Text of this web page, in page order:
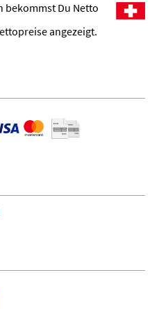
bekommst Du Netto
angezeigt.